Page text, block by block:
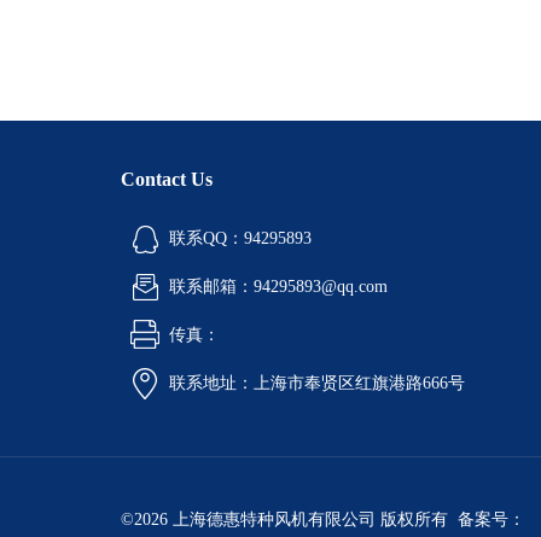
Contact Us
联系QQ：94295893
联系邮箱：94295893@qq.com
传真：
联系地址：上海市奉贤区红旗港路666号
©2026 上海德惠特种风机有限公司 版权所有 备案号：